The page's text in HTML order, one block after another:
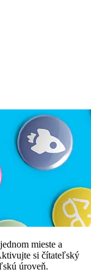
mieste a
si čítateľský
úroveň.